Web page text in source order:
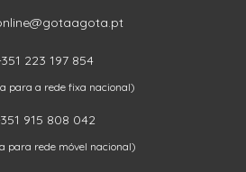
223 197 854
para a rede fixa nacional)
915 808 042
para rede móvel nacional)